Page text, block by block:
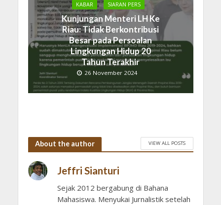
KABAR SIARAN PERS
Kunjungan Menteri LH Ke
Riau: Tidak Berkontribusi
Besar pada Persoalan
Lingkungan Hidup 20
Tahun Terakhir
26 November 2024
About the author VIEW ALL POSTS
Jeffri Sianturi
Sejak 2012 bergabung di Bahana
Mahasiswa. Menyukai Jurnalistik setelah